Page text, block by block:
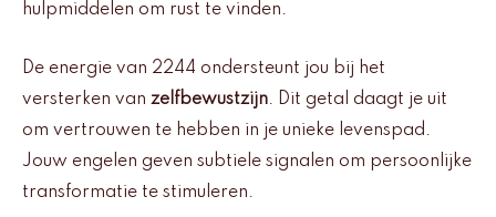
hulpmiddelen om rust te vinden.
De energie van 2244 ondersteunt jou bij het
versterken van zelfbewustzijn. Dit getal daagt je uit
om vertrouwen te hebben in je unieke levenspad.
Jouw engelen geven subtiele signalen om persoonlijke
transformatie te stimuleren.